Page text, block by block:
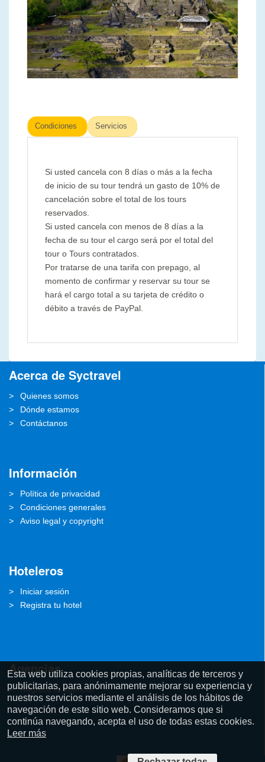
Condiciones Servicios
Si usted cancela con 8 días o más a la fecha
de inicio de su tour tendrá un gasto de 10% de
cancelación sobre el total de los tours
reservados.
Si usted cancela con menos de 8 días a la
fecha de su tour el cargo será por el total del
tour o Tours contratados.
Por tratarse de una tarifa con prepago, al
momento de confirmar y reservar su tour se
hará el cargo total a su tarjeta de crédito o
débito a través de PayPal.
Acerca de Syctravel
Quienes somos
Dónde estamos
Contáctanos
Información
Política de privacidad
Condiciones generales
Aviso legal y copyright
Hoteleros
Iniciar sesión
Registra tu hotel
Agencias
Registra tu agencia
Esta web utiliza cookies propias, analíticas de terceros y
publicitarias, para anónimamente mejorar su experiencia y
nuestros servicios mediante el análisis de los hábitos de
navegación de este sitio web. Consideramos que si
continúa navegando, acepta el uso de todas estas cookies.
Leer más